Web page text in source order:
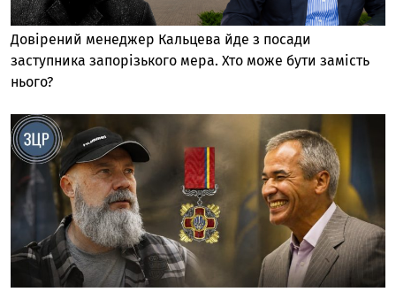
Довірений менеджер Кальцева йде з посади
заступника запорізького мера. Хто може бути замість
нього?